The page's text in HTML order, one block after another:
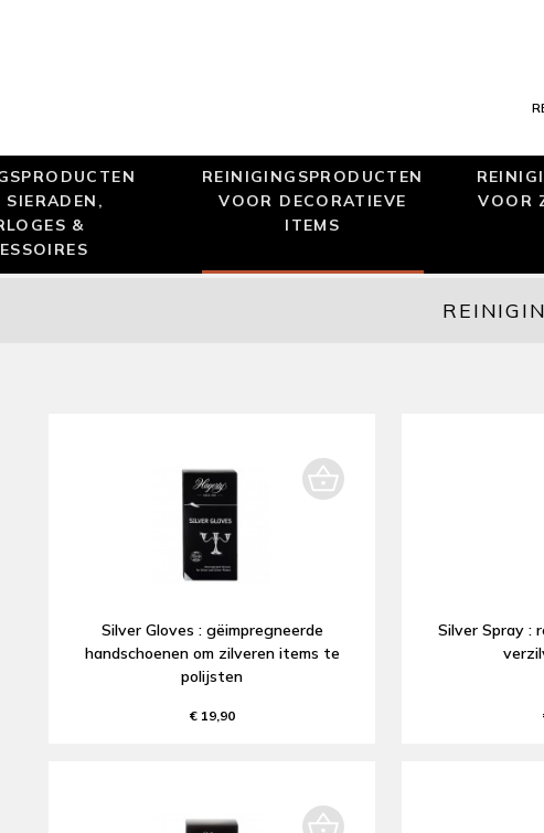
SIERADEN,
&
REINIGINGSPRODUCTEN
VOOR DECORATIEVE
ITEMS
VOOR
Silver Gloves : gëimpregneerde
handschoenen om zilveren items te
polijsten
€ 19,90
Silver Spray :